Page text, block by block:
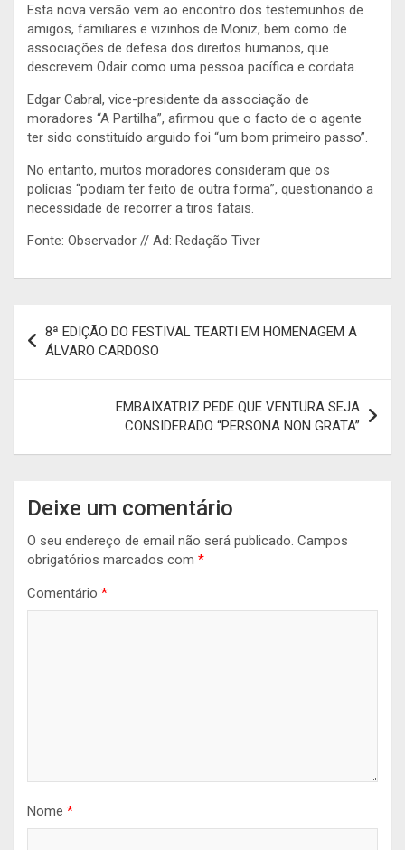
Esta nova versão vem ao encontro dos testemunhos de
amigos, familiares e vizinhos de Moniz, bem como de
associações de defesa dos direitos humanos, que
descrevem Odair como uma pessoa pacífica e cordata.
Edgar Cabral, vice-presidente da associação de
moradores “A Partilha”, afirmou que o facto de o agente
ter sido constituído arguido foi “um bom primeiro passo”.
No entanto, muitos moradores consideram que os
polícias “podiam ter feito de outra forma”, questionando a
necessidade de recorrer a tiros fatais.
Fonte: Observador // Ad: Redação Tiver
de
artigos
8ª EDIÇÃO DO FESTIVAL TEARTI EM HOMENAGEM A
ÁLVARO CARDOSO
EMBAIXATRIZ PEDE QUE VENTURA SEJA
CONSIDERADO “PERSONA NON GRATA”
Deixe um comentário
O seu endereço de email não será publicado. Campos
obrigatórios marcados com *
Comentário *
Nome *